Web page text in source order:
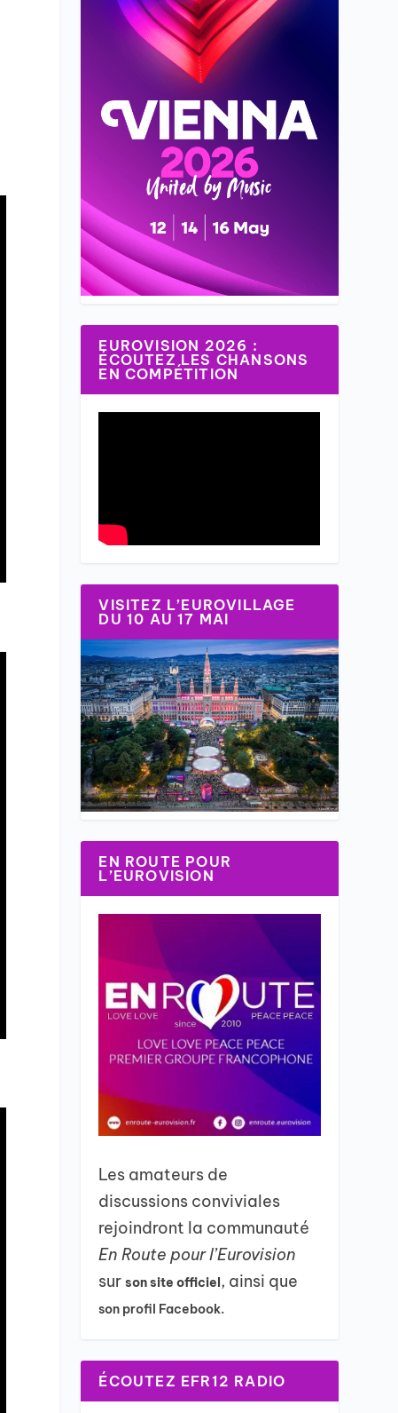
EUROVISION 2026 :
ÉCOUTEZ LES CHANSONS
EN COMPÉTITION
VISITEZ L’EUROVILLAGE
DU 10 AU 17 MAI
EN ROUTE POUR
L’EUROVISION
Les amateurs de
discussions conviviales
rejoindront la communauté
En Route pour l’Eurovision
surson site officiel, ainsi que
son profil Facebook.
ÉCOUTEZ EFR12 RADIO